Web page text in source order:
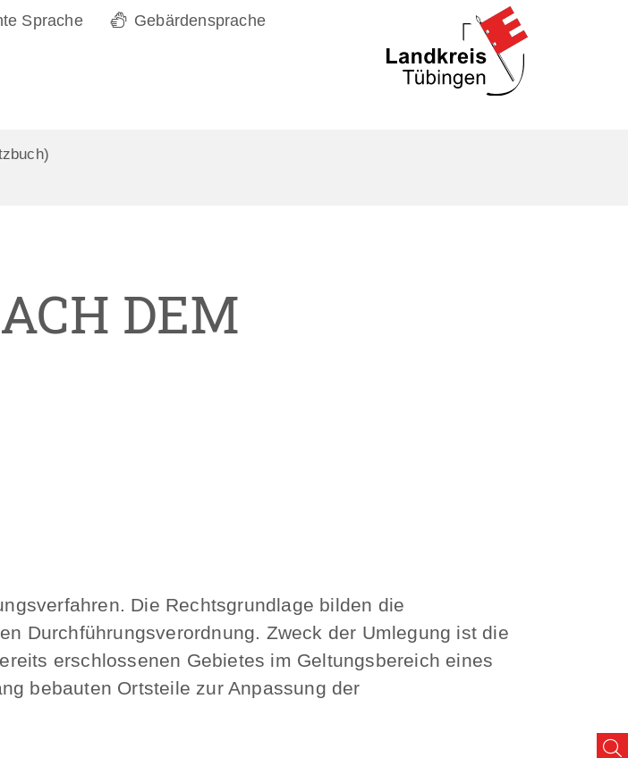
Sprache Gebärdensprache
DEM
Die Rechtsgrundlage bilden die
Durchführungsverordnung. Zweck der Umlegung ist die
erschlossenen Gebietes im Geltungsbereich eines
bebauten Ortsteile zur Anpassung der